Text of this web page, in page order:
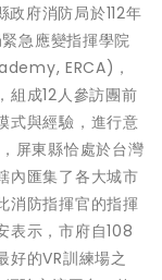
府消防局於112年
急應變指揮學院
ERCA)，
組成12人參訪團前
式與經驗，進行意
屏東縣恰處於台灣
內匯集了各大城市
消防指揮官的指揮
表示，市府自108
好的VR訓練場之